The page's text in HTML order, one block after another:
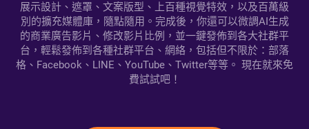
展示設計、遮罩、文案版型、上百種視覺特效，以及百萬級
別的擴充媒體庫，隨點隨用。完成後，你還可以微調AI生成
的商業廣告影片、修改影片比例，並一鍵發佈到各大社群平
台，輕鬆發佈到各種社群平台、網絡，包括但不限於：部落
格、Facebook、LINE、YouTube、Twitter等等。 現在就來免
費試試吧！